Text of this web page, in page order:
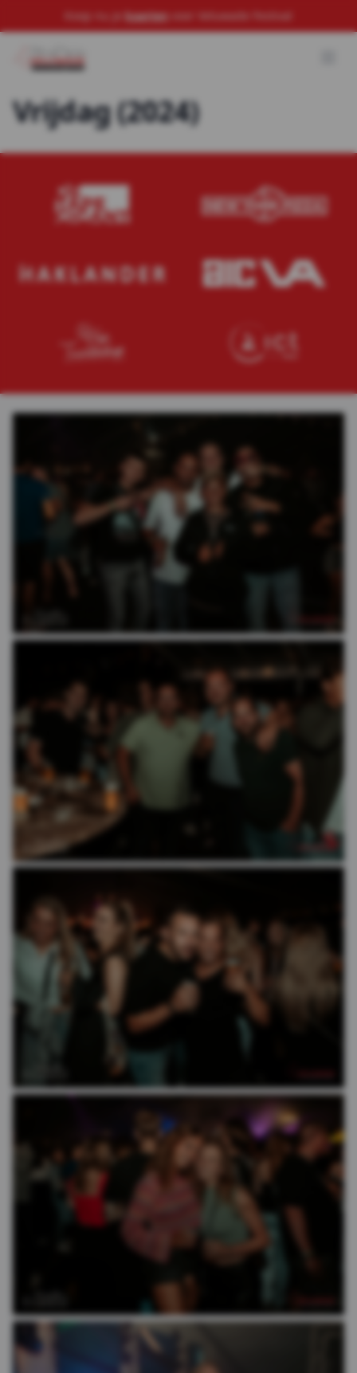
Koop nu je kaarten voor Veluwade Festival
Vrijdag (2024)